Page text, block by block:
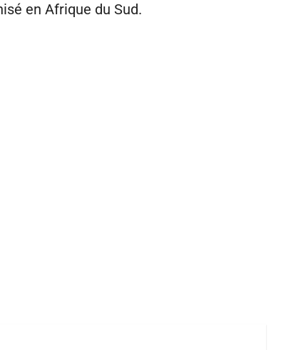
en Afrique du Sud.